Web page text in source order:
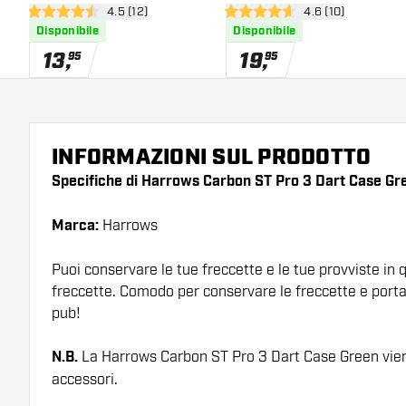
apri pannello recensioni
4.5 stelle di valutazione
4.5 (12)
Disponibile
13,95
apri pannello
4.6 stelle di valutazione
4.6 (10)
Disponibile
19,95
INFORMAZIONI SUL PRODOTTO
Specifiche di Harrows Carbon ST Pro 3 Dart Case
Marca: Harrows
Puoi conservare le tue freccette e le tue provviste in
freccette. Comodo per conservare le freccette e
pub!
N.B. La Harrows Carbon ST Pro 3 Dart Case Green
accessori.